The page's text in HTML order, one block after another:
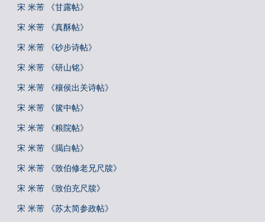
宋 米芾 《甘露帖》
宋 米芾 《真酥帖》
宋 米芾 《砂步诗帖》
宋 米芾 《研山铭》
宋 米芾 《穰侯出关诗帖》
宋 米芾 《箧中帖》
宋 米芾 《粮院帖》
宋 米芾 《臈白帖》
宋 米芾 《致伯修老兄尺牍》
宋 米芾 《致伯充尺牍》
宋 米芾 《苏太简参政帖》